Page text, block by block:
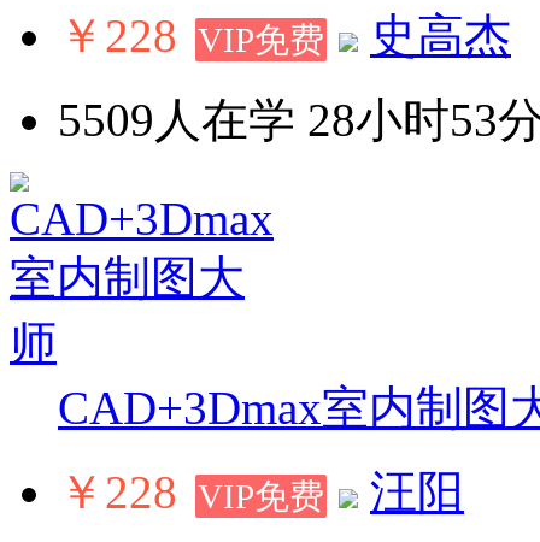
￥228 VIP免费
史高杰
5509人在学 28小时53
CAD+3Dmax室内制图
￥228 VIP免费
汪阳